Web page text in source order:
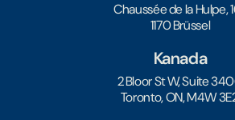
Chaussée de la Hulpe,
1170 Brüssel
Kanada
2 Bloor St W, Suite
Toronto, ON, M4W